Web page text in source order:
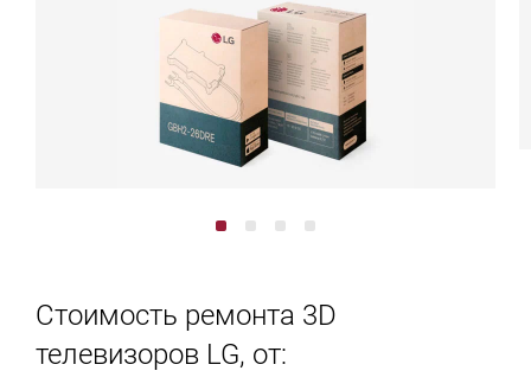
Стоимость ремонта 3D
телевизоров LG, от: